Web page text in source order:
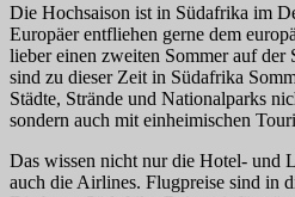
Die Hochsaison ist in Südafrika im
Europäer entfliehen gerne dem
lieber einen zweiten Sommer auf
sind zu dieser Zeit in Südafrika
Städte, Strände und Nationalparks
sondern auch mit einheimischen
Das wissen nicht nur die Hotel- und
auch die Airlines. Flugpreise sind in